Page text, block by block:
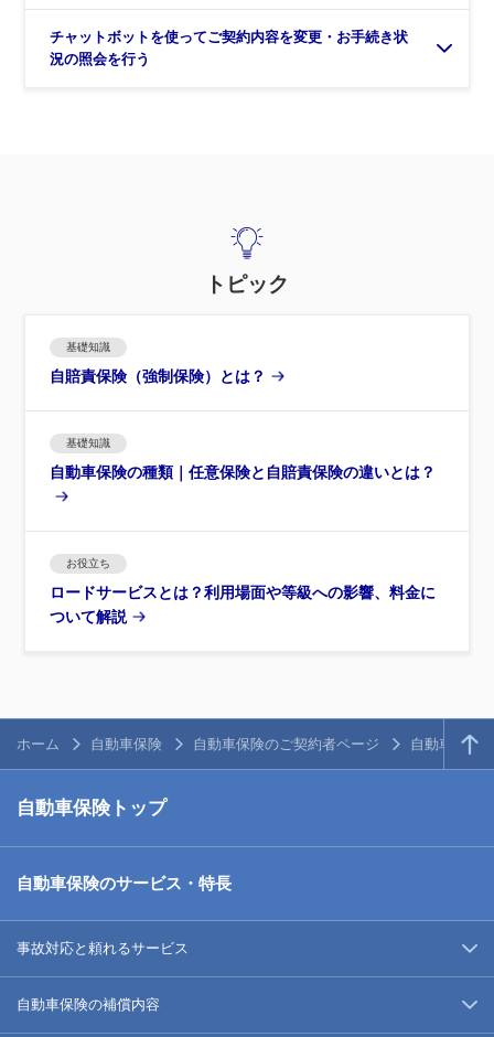
チャットボットを使ってご契約内容を変更・お手続き状
況の照会を行う
トピック
基礎知識
自賠責保険（強制保険）とは？
基礎知識
自動車保険の種類｜任意保険と自賠責保険の違いとは？
お役立ち
ロードサービスとは？利用場面や等級への影響、料金に
ついて解説
ホーム 自動車保険 自動車保険のご契約者ページ 自動車保険
自動車保険トップ
自動車保険のサービス・特長
事故対応と頼れるサービス
自動車保険の補償内容